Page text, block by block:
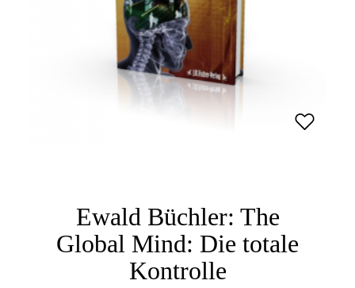
Ewald Büchler: The
Global Mind: Die totale
Kontrolle